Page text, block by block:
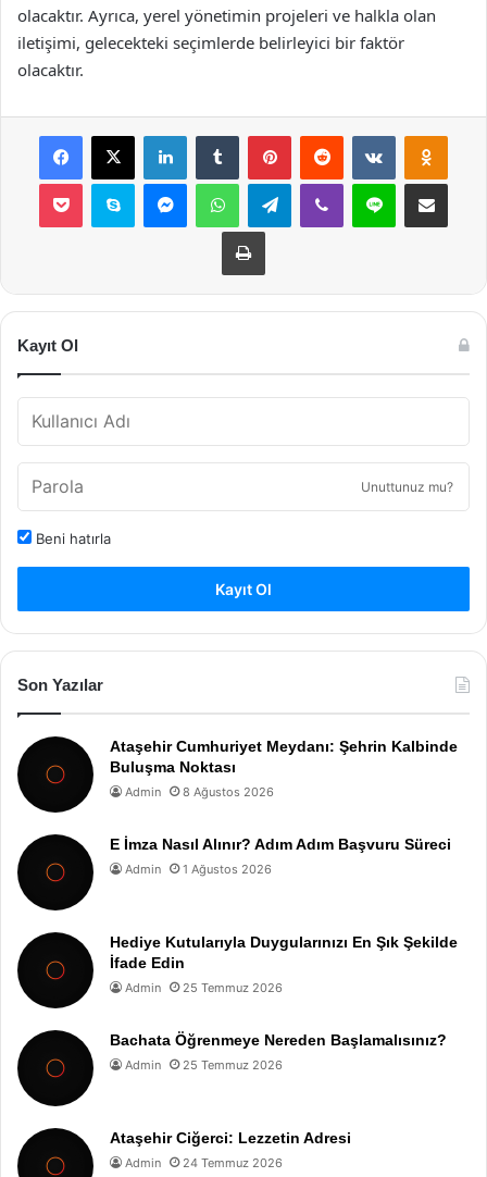
olacaktır. Ayrıca, yerel yönetimin projeleri ve halkla olan
iletişimi, gelecekteki seçimlerde belirleyici bir faktör
olacaktır.
Facebook
X LinkedInTumblr PinterestReddit VKontakte
Pocket Skype MessengerWhatsAppTelegramViber Line E-Posta ile
Yazdır
Kayıt Ol
Unuttunuz mu?
Beni hatırla
Kayıt Ol
Son Yazılar
Ataşehir Cumhuriyet Meydanı: Şehrin Kalbinde
Buluşma Noktası
Admin 8 Ağustos 2026
E İmza Nasıl Alınır? Adım Adım Başvuru Süreci
Admin 1 Ağustos 2026
Hediye Kutularıyla Duygularınızı En Şık Şekilde
İfade Edin
Admin 25 Temmuz 2026
Bachata Öğrenmeye Nereden Başlamalısınız?
Admin 25 Temmuz 2026
Ataşehir Ciğerci: Lezzetin Adresi
Admin 24 Temmuz 2026